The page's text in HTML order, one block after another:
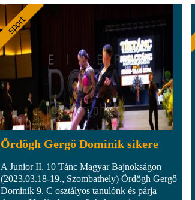
Ördögh Gergő Dominik sikere
A Junior II. 10 Tánc Magyar Bajnokságon
(2023.03.18-19., Szombathely) Ördögh Gergő
Dominik 9. C osztályos tanulónk és párja